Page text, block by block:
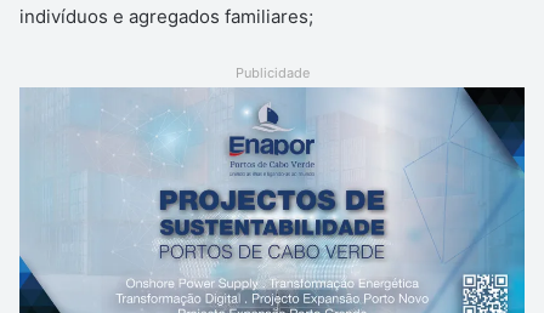
indivíduos e agregados familiares;
Publicidade